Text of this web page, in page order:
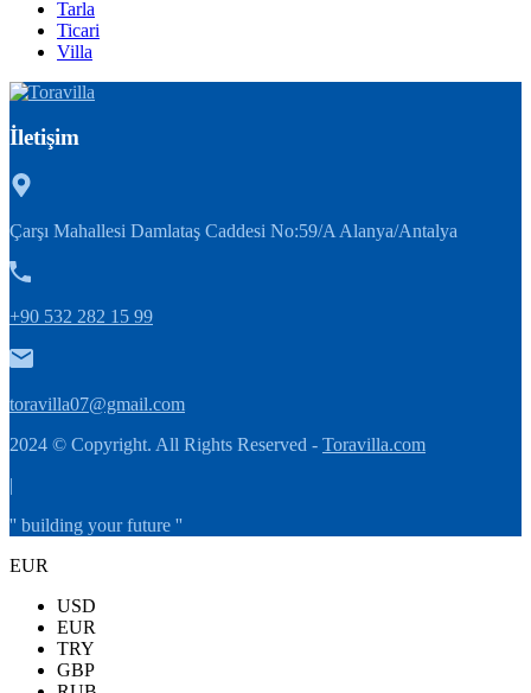
Tarla
Ticari
Villa
İletişim
Çarşı Mahallesi Damlataş Caddesi No:59/A Alanya/Antalya
+90 532 282 15 99
toravilla07@gmail.com
2024 © Copyright. All Rights Reserved - Toravilla.com
|
'' building your future ''
EUR
USD
EUR
TRY
GBP